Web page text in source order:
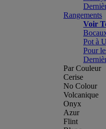
Rangements
Voir
Pot à
Pour
Par Couleur
Cerise
No Colour
Volcanique
Onyx
Azur
Flint